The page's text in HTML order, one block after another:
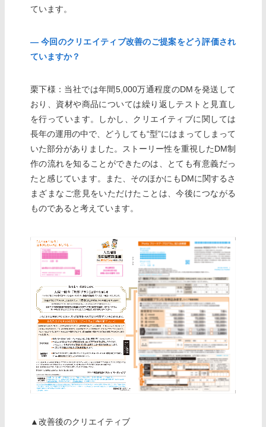
ています。
― 今回のクリエイティブ改善のご提案をどう評価され
ていますか？
栗下様：当社では年間5,000万通程度のDMを発送して
おり、資材や商品については繰り返しテストと見直し
を行っています。しかし、クリエイティブに関しては
長年の運用の中で、どうしても“型”にはまってしまって
いた部分がありました。ストーリー性を重視したDM制
作の流れを知ることができたのは、とても有意義だっ
たと感じています。また、そのほかにもDMに関するさ
まざまなご意見をいただけたことは、今後につながる
ものであると考えています。
▲改善後のクリエイティブ